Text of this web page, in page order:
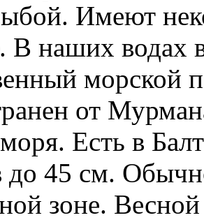
Имеют
В наших водах
морской
от
Есть в
до 45 см.
зоне. Весной